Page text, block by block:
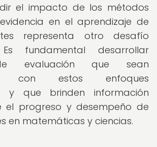
el impacto de los métodos
en el aprendizaje de
representa otro desafío
fundamental desarrollar
evaluación que sean
con estos enfoques
y que brinden información
el progreso y desempeño de
en matemáticas y ciencias.